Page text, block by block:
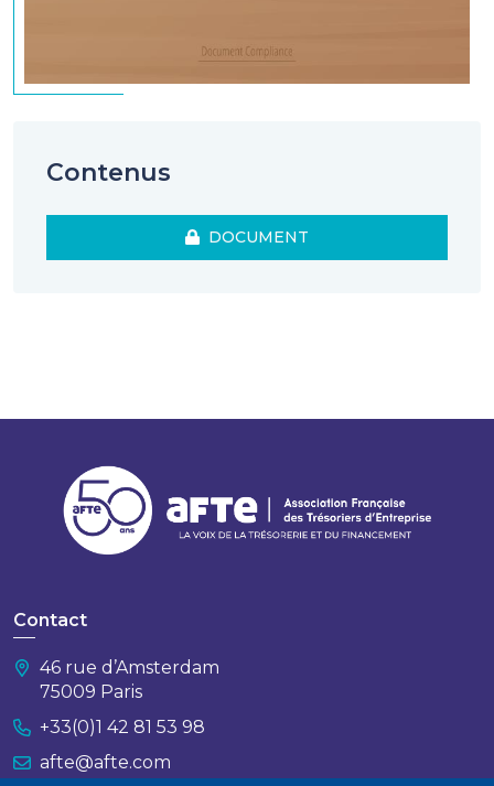
Contenus
DOCUMENT
Contact
46 rue d’Amsterdam
75009 Paris
+33(0)1 42 81 53 98
afte@afte.com